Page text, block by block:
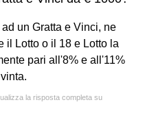
un Gratta e Vinci, ne
il Lotto o il 18 e Lotto la
pari all'8% e all'11%
la risposta completa su